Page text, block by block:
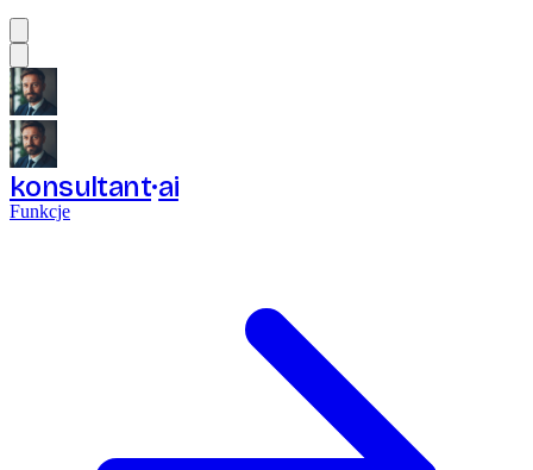
konsultant ai
Funkcje